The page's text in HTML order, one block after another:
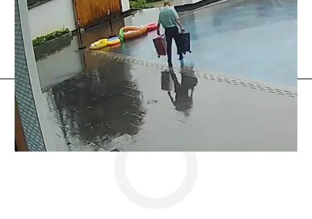
Vídeo viral Instagram
Flooxer Now » Viral